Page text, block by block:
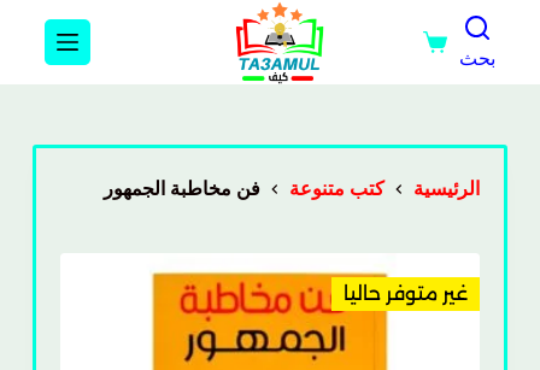
بحث
الرئيسية كتب متنوعة فن مخاطبة الجمهور
غير متوفر حاليا